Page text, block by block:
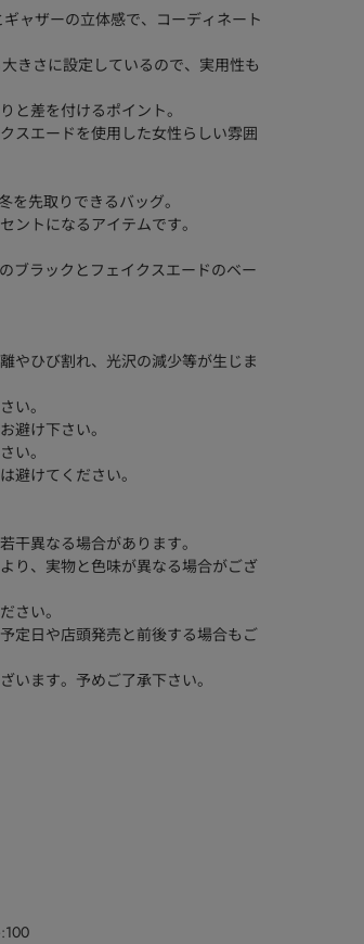
ャザーの立体感で、コーディネート
きさに設定しているので、実用性も
と差を付けるポイント。
スエードを使用した女性らしい雰囲
先取りできるバッグ。
ントになるアイテムです。
ブラックとフェイクスエードのベー
やひび割れ、光沢の減少等が生じま
い。
避け下さい。
い。
避けてください。
異なる場合があります。
り、実物と色味が異なる場合がござ
さい。
定日や店頭発売と前後する場合もご
ます。予めご了承下さい。